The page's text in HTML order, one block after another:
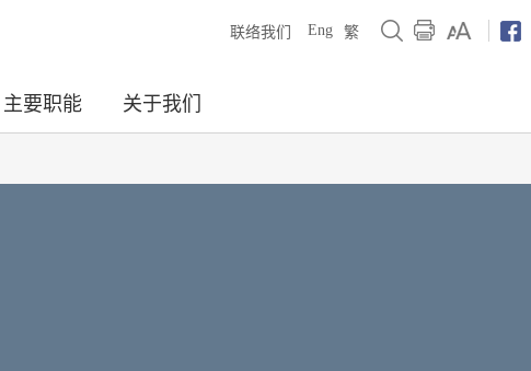
联络我们 Eng 繁
主要职能 关于我们